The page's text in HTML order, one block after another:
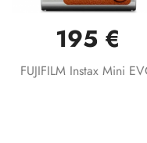
195 €
FUJIFILM Instax Mini